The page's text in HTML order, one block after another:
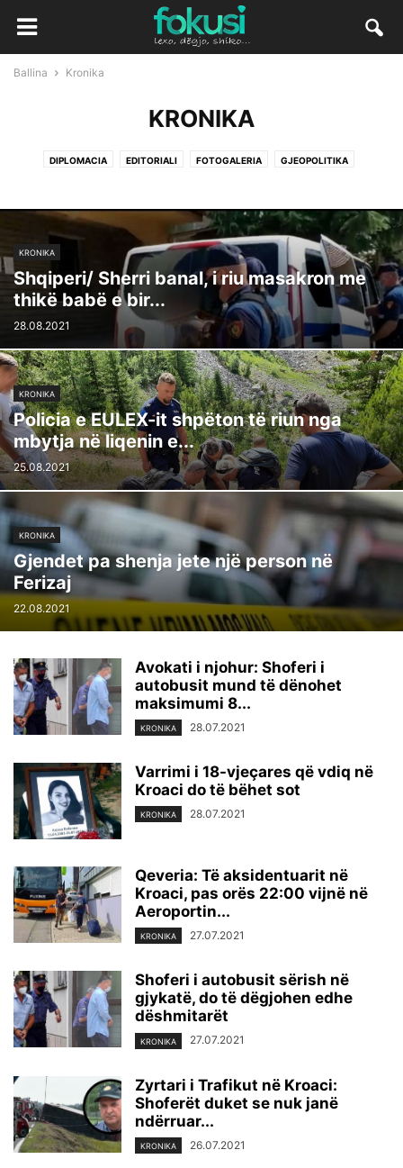
Ballina Kronika
KRONIKA
DIPLOMACIA EDITORIALI FOTOGALERIA GJEOPOLITIKA
KRONIKA
Shqiperi/ Sherri banal, i riu masakron me
thikë babë e bir...
28.08.2021
KRONIKA
Policia e EULEX-it shpëton të riun nga
mbytja në liqenin e...
25.08.2021
KRONIKA
Gjendet pa shenja jete një person në
Ferizaj
22.08.2021
Avokati i njohur: Shoferi i
autobusit mund të dënohet
maksimumi 8...
KRONIKA 28.07.2021
Varrimi i 18-vjeçares që vdiq në
Kroaci do të bëhet sot
KRONIKA 28.07.2021
Qeveria: Të aksidentuarit në
Kroaci, pas orës 22:00 vijnë në
Aeroportin...
KRONIKA 27.07.2021
Shoferi i autobusit sërish në
gjykatë, do të dëgjohen edhe
dëshmitarët
KRONIKA 27.07.2021
Zyrtari i Trafikut në Kroaci:
Shoferët duket se nuk janë
ndërruar...
KRONIKA 26.07.2021